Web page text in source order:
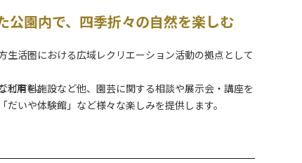
公園内で、四季折々の自然を楽しむ
生活圏における広域レクリエーション活動の拠点として
有料施設など他、園芸に関する相談や展示会・講座を
いや体験館」など様々な楽しみを提供します。
利用を。